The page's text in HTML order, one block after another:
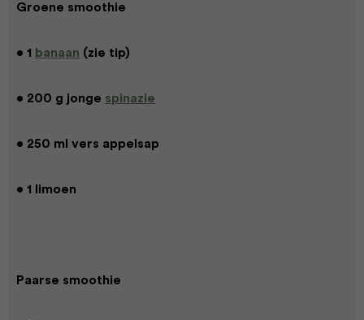
Groene smoothie
• 1 banaan (zie tip)
• 200 g jonge spinazie
• 250 ml vers appelsap
• 1 limoen
Paarse smoothie